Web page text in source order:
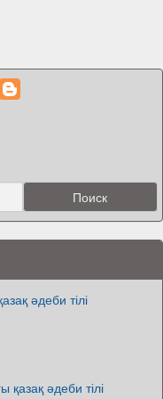
әдеби тілі
қазақ әдеби тілі